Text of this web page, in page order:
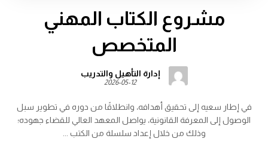
مشروع الكتاب المهني
المتخصص
إدارة التأهيل والتدريب
2026-05-12
في إطار سعيه إلى تحقيق أهدافه، وانطلاقًا من دوره في تطوير سبل
الوصول إلى المعرفة القانونية، يواصل المعهد العالي للقضاء جهوده؛
وذلك من خلال إعداد سلسلة من الكتب ...